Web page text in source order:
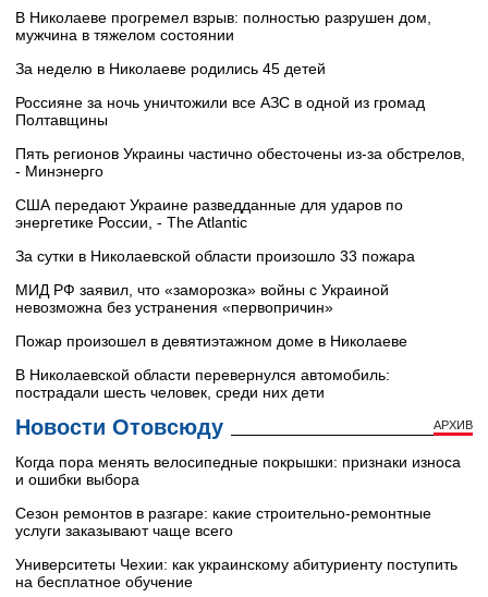
В Николаеве прогремел взрыв: полностью разрушен дом,
мужчина в тяжелом состоянии
За неделю в Николаеве родились 45 детей
Россияне за ночь уничтожили все АЗС в одной из громад
Полтавщины
Пять регионов Украины частично обесточены из-за обстрелов,
- Минэнерго
США передают Украине разведданные для ударов по
энергетике России, - The Atlantic
За сутки в Николаевской области произошло 33 пожара
МИД РФ заявил, что «заморозка» войны с Украиной
невозможна без устранения «первопричин»
Пожар произошел в девятиэтажном доме в Николаеве
В Николаевской области перевернулся автомобиль:
пострадали шесть человек, среди них дети
Новости Отовсюду АРХИВ
Когда пора менять велосипедные покрышки: признаки износа
и ошибки выбора
Сезон ремонтов в разгаре: какие строительно-ремонтные
услуги заказывают чаще всего
Университеты Чехии: как украинскому абитуриенту поступить
на бесплатное обучение